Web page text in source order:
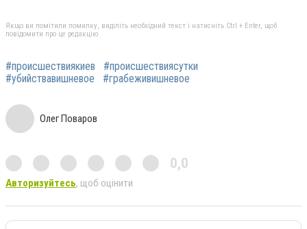
Якщо ви помітили помилку, виділіть необхідний текст і натисніть Ctrl + Enter, щоб
повідомити про це редакцію
#происшествиякиев
#происшествиясутки
#убийствавишневое
#грабеживишневое
Олег Поваров
0,0
Авторизуйтесь, щоб оцінити